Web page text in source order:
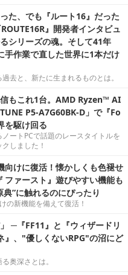
た、でも『ルート16』だった
』開発者インタビュ
シリーズの魂。そして41年
手作業で直した世界に1本だけ
去と、新たに生まれるものとは。
もこれ1台。AMD Ryzen™ AI
P5-A7G60BK-D」で『Fo
を駆け回る
ートPCで話題のレースタイトルを
しました！
向けに復活！懐かしくも色褪せ
ファースト』遊びやすい機能も
”に触れるのにぴったり
の新機能を備えて復活！
─『FF11』と『ウィザードリ
』、"優しくないRPG"の沼にど
奥深さとは。